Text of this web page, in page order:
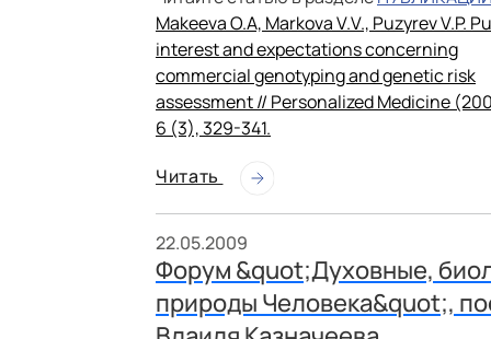
Makeeva O.A, Markova V.V., Puzyrev V.P.
interest and expectations concerning
commercial genotyping and genetic risk
assessment // Personalized Medicine
6 (3), 329-341.
Читать
22.05.2009
Форум &quot;Духовные,
природы Человека&quot;,